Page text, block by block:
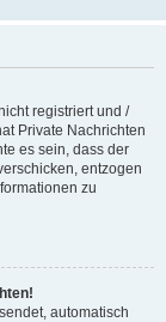
registriert und /
Private Nachrichten
es sein, dass der
entzogen
zu
automatisch